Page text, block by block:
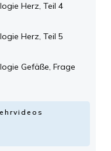
Herz, Teil 4
Herz, Teil 5
Gefäße, Frage